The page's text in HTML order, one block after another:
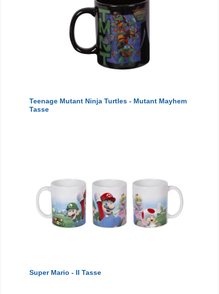
Teenage Mutant Ninja Turtles - Mutant Mayhem
Tasse
Super Mario - II Tasse